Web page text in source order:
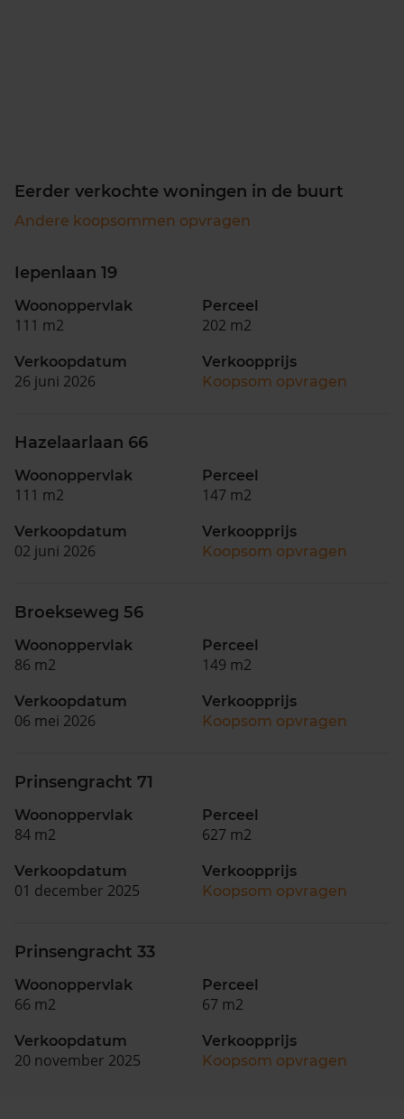
Eerder verkochte woningen in de buurt
Andere koopsommen opvragen
Iepenlaan 19
Woonoppervlak
111 m2
Perceel
202 m2
Verkoopdatum
26 juni 2026
Verkoopprijs
Koopsom opvragen
Hazelaarlaan 66
Woonoppervlak
111 m2
Perceel
147 m2
Verkoopdatum
02 juni 2026
Verkoopprijs
Koopsom opvragen
Broekseweg 56
Woonoppervlak
86 m2
Perceel
149 m2
Verkoopdatum
06 mei 2026
Verkoopprijs
Koopsom opvragen
Prinsengracht 71
Woonoppervlak
84 m2
Perceel
627 m2
Verkoopdatum
01 december 2025
Verkoopprijs
Koopsom opvragen
Prinsengracht 33
Woonoppervlak
66 m2
Perceel
67 m2
Verkoopdatum
20 november 2025
Verkoopprijs
Koopsom opvragen